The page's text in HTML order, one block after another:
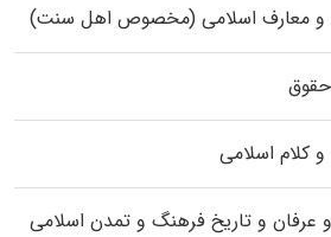
و معارف اسلامی (مخصوص اهل سنت)
کلام اسلامی
عرفان و تاریخ فرهنگ و تمدن اسلامی